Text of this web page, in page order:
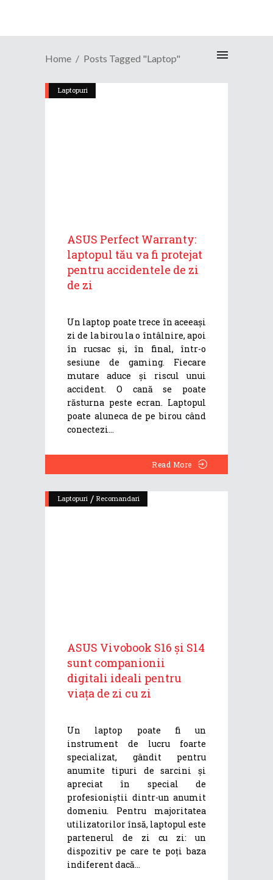
Home Posts Tagged "laptop"
Laptopuri
ASUS Perfect Warranty:
laptopul tău va fi protejat
pentru accidentele de zi
de zi
Un laptop poate trece în aceeași
zi de la birou la o întâlnire, apoi
în rucsac și, în final, într-o
sesiune de gaming. Fiecare
mutare aduce și riscul unui
accident. O cană se poate
răsturna peste ecran. Laptopul
poate aluneca de pe birou când
conectezi
Read More
Laptopuri / Recomandari
ASUS Vivobook S16 și S14
sunt companionii
digitali ideali pentru
viața de zi cu zi
Un laptop poate fi un
instrument de lucru foarte
specializat, gândit pentru
anumite tipuri de sarcini și
apreciat în special de
profesioniștii dintr-un anumit
domeniu. Pentru majoritatea
utilizatorilor însă, laptopul este
partenerul de zi cu zi: un
dispozitiv pe care te poți baza
indiferent dacă